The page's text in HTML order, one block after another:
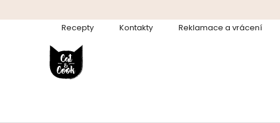
na
Recepty Kontakty Reklamace a vrácení